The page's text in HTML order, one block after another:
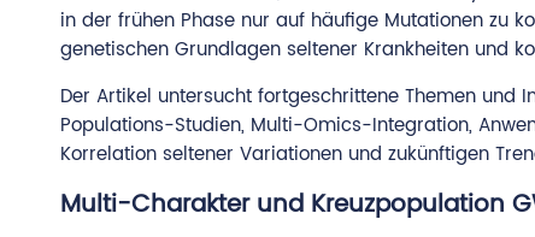
in der frühen Phase nur auf häufige Mutationen zu
genetischen Grundlagen seltener Krankheiten und
Der Artikel untersucht fortgeschrittene Themen
Populations-Studien, Multi-Omics-Integration,
Korrelation seltener Variationen und zukünftigen
Multi-Charakter und Kreuzpopulation